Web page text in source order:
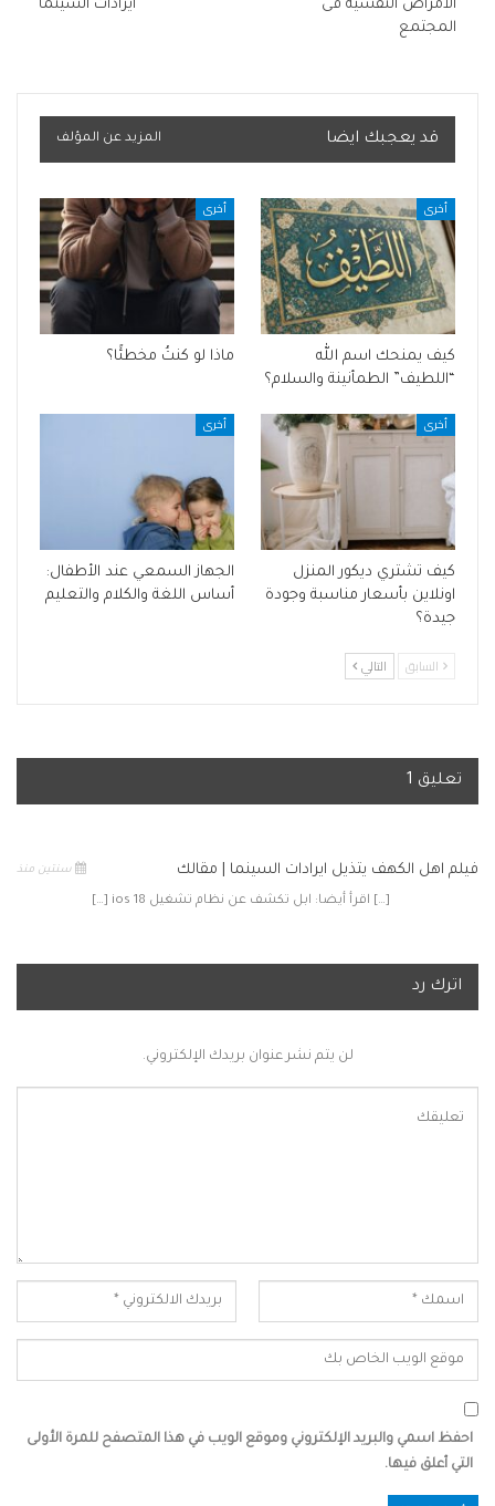
الأمراض النفسية فى
المجتمع
ايرادات السينما
قد يعجبك ايضا المزيد عن المؤلف
أخرى
كيف يمنحك اسم الله
“اللطيف” الطمأنينة والسلام؟
أخرى
ماذا لو كنتُ مخطئًا؟
أخرى
كيف تشتري ديكور المنزل
اونلاين بأسعار مناسبة وجودة
جيدة؟
أخرى
الجهاز السمعي عند الأطفال:
أساس اللغة والكلام والتعليم
السابق التالي
تعليق 1
فيلم اهل الكهف يتذيل ايرادات السينما | مقالك سنتين منذ
[…] اقرأ أيضا: ابل تكشف عن نظام تشغيل ios 18 […]
اترك رد
لن يتم نشر عنوان بريدك الإلكتروني.
احفظ اسمي والبريد الإلكتروني وموقع الويب في هذا المتصفح للمرة الأولى
التي أعلق فيها.